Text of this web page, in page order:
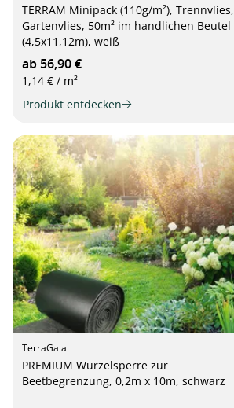
TERRAM Minipack (110g/m²), Trennvlies,
Gartenvlies, 50m² im handlichen Beutel
(4,5x11,12m), weiß
ab 56,90 €
1,14 € / m²
Produkt entdecken
TerraGala
PREMIUM Wurzelsperre zur
Beetbegrenzung, 0,2m x 10m, schwarz